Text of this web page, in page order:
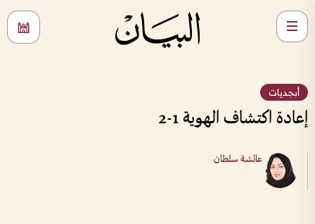
أبجديات
إعادة اكتشاف الهوية 1-2
عائشة سلطان